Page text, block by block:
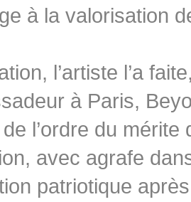
à la valorisation
l’artiste l’a
à Paris,
l’ordre du
avec agrafe
patriotique